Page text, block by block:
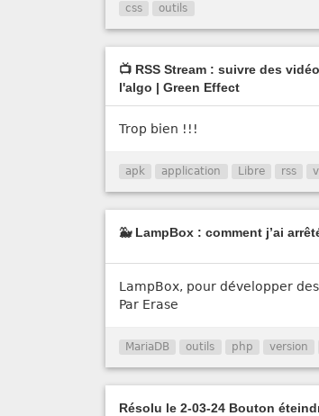
css outils
📺 RSS Stream : suivre des
l'algo | Green Effect
Trop bien !!!
apk application Libre rss
🐳 LampBox : comment j’ai
LampBox, pour développer
Par Erase
MariaDB outils php version
Résolu le 2-03-24 Bouton